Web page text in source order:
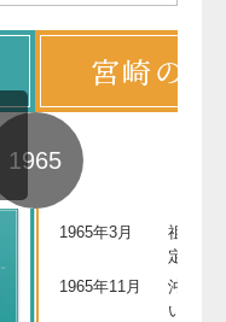
宮崎の
1965
1965年3月
祖母・
定
1965年11月
沖縄に
いの塔